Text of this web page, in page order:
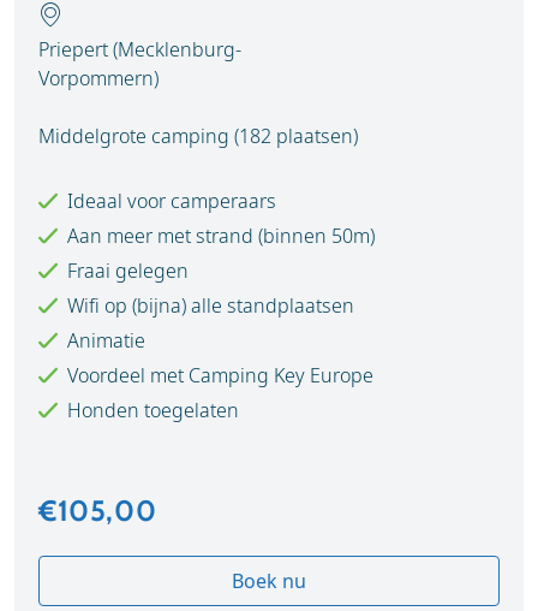
Priepert (Mecklenburg-
Vorpommern)
Middelgrote camping (182 plaatsen)
Ideaal voor camperaars
Aan meer met strand (binnen 50m)
Fraai gelegen
Wifi op (bijna) alle standplaatsen
Animatie
Voordeel met Camping Key Europe
Honden toegelaten
€105,00
Boek nu